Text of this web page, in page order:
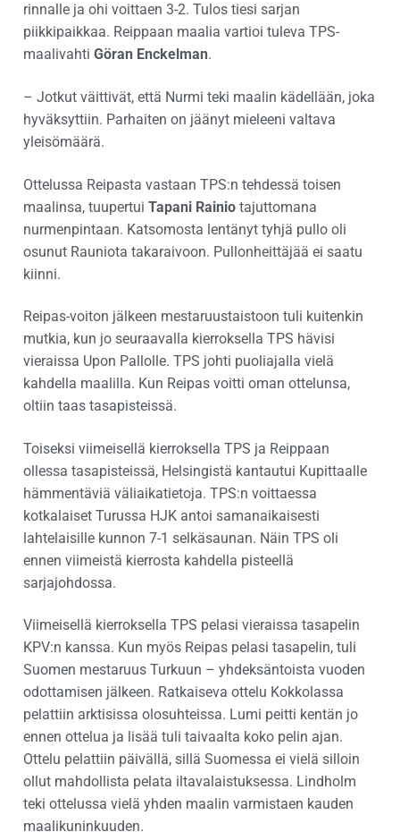
rinnalle ja ohi voittaen 3-2. Tulos tiesi sarjan
piikkipaikkaa. Reippaan maalia vartioi tuleva TPS-
maalivahti Göran Enckelman.
– Jotkut väittivät, että Nurmi teki maalin kädellään, joka
hyväksyttiin. Parhaiten on jäänyt mieleeni valtava
yleisömäärä.
Ottelussa Reipasta vastaan TPS:n tehdessä toisen
maalinsa, tuupertui Tapani Rainio tajuttomana
nurmenpintaan. Katsomosta lentänyt tyhjä pullo oli
osunut Rauniota takaraivoon. Pullonheittäjää ei saatu
kiinni.
Reipas-voiton jälkeen mestaruustaistoon tuli kuitenkin
mutkia, kun jo seuraavalla kierroksella TPS hävisi
vieraissa Upon Pallolle. TPS johti puoliajalla vielä
kahdella maalilla. Kun Reipas voitti oman ottelunsa,
oltiin taas tasapisteissä.
Toiseksi viimeisellä kierroksella TPS ja Reippaan
ollessa tasapisteissä, Helsingistä kantautui Kupittaalle
hämmentäviä väliaikatietoja. TPS:n voittaessa
kotkalaiset Turussa HJK antoi samanaikaisesti
lahtelaisille kunnon 7-1 selkäsaunan. Näin TPS oli
ennen viimeistä kierrosta kahdella pisteellä
sarjajohdossa.
Viimeisellä kierroksella TPS pelasi vieraissa tasapelin
KPV:n kanssa. Kun myös Reipas pelasi tasapelin, tuli
Suomen mestaruus Turkuun – yhdeksäntoista vuoden
odottamisen jälkeen. Ratkaiseva ottelu Kokkolassa
pelattiin arktisissa olosuhteissa. Lumi peitti kentän jo
ennen ottelua ja lisää tuli taivaalta koko pelin ajan.
Ottelu pelattiin päivällä, sillä Suomessa ei vielä silloin
ollut mahdollista pelata iltavalaistuksessa. Lindholm
teki ottelussa vielä yhden maalin varmistaen kauden
maalikuninkuuden.